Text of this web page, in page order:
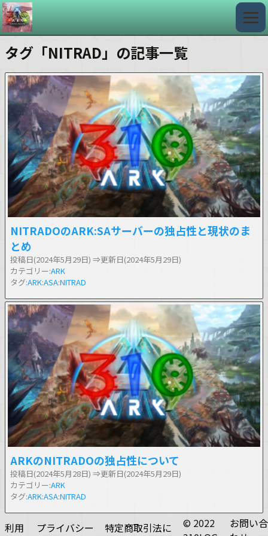
タグ「NITRAD」の記事一覧
NITRADOのARK:SAサーバーの独占性と現状のま
とめ
投稿日(2024年5月29日) ⇒更新日(2024年5月29日)
カテゴリー:ARK
タグ:ARK:ASA:NITRAD
ARKのNITRADOの独占性について
投稿日(2024年5月28日) ⇒更新日(2024年5月29日)
カテゴリー:ARK
タグ:ARK:ASA:NITRAD
利用
プライバシー
特定商取引法に
© 2022
お問い合